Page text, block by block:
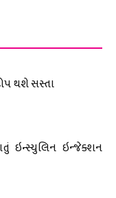
થશે સસ્તા
ઇન્સ્યુલિન ઇન્જેક્શન